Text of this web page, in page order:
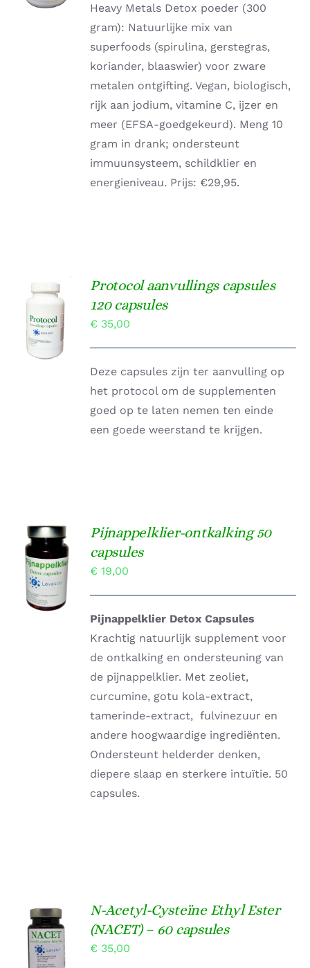
DETAILS
Heavy Metals Detox poeder (300
gram): Natuurlijke mix van
superfoods (spirulina, gerstegras,
koriander, blaaswier) voor zware
metalen ontgifting. Vegan, biologisch,
rijk aan jodium, vitamine C, ijzer en
meer (EFSA-goedgekeurd). Meng 10
gram in drank; ondersteunt
immuunsysteem, schildklier en
energieniveau. Prijs: €29,95.
TOEVOEGEN
WINKELWAGEN
/
DETAILS
Protocol aanvullings capsules
120 capsules
€ 35,00
Deze capsules zijn ter aanvulling op
het protocol om de supplementen
goed op te laten nemen ten einde
een goede weerstand te krijgen.
Gewaardeerd
4.67uit 5
TOEVOEGEN
AAN
WINKELWAGEN
DETAILS
Pijnappelklier-ontkalking 50
capsules
€ 19,00
Pijnappelklier Detox Capsules
Krachtig natuurlijk supplement voor
de ontkalking en ondersteuning van
de pijnappelklier. Met zeoliet,
curcumine, gotu kola-extract,
tamerinde-extract, fulvinezuur en
andere hoogwaardige ingrediënten.
Ondersteunt helderder denken,
diepere slaap en sterkere intuïtie. 50
capsules.
TOEVOEGEN
AAN
WINKELWAGEN
/
N-Acetyl-Cysteïne Ethyl Ester
(NACET) – 60 capsules
€ 35,00